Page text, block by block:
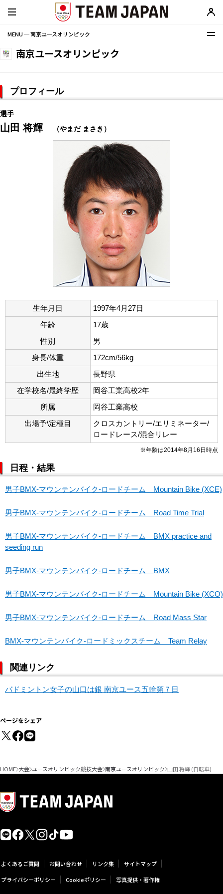
MENU ─ 南京ユースオリンピック
南京ユースオリンピック
プロフィール
選手
山田 将輝 （やまだ まさき）
生年月日
1997年4月27日
年齢
17歳
性別
男
身長/体重
172cm/56kg
出生地
長野県
在学校名/最終学歴
岡谷工業高校2年
所属
岡谷工業高校
出場予\定種目
クロスカントリー/エリミネーター/
ロードレース/混合リレー
※年齢は2014年8月16日時点
日程・結果
男子BMX-マウンテンバイク-ロードチーム Mountain Bike (XCE)
男子BMX-マウンテンバイク-ロードチーム Road Time Trial
男子BMX-マウンテンバイク-ロードチーム BMX practice and
seeding run
男子BMX-マウンテンバイク-ロードチーム BMX
男子BMX-マウンテンバイク-ロードチーム Mountain Bike (XCO)
男子BMX-マウンテンバイク-ロードチーム Road Mass Star
BMX-マウンテンバイク-ロードミックスチーム Team Relay
関連リンク
バドミントン女子の山口は銀 南京ユース五輪第７日
ページをシェア
HOME 大会 ユースオリンピック競技大会 南京ユースオリンピック 山田 将輝 (自転車)
よくあるご質問 お問い合わせ リンク集
サイトマップ
プライバシーポリシー
Cookieポリシー 写真提供・著作権